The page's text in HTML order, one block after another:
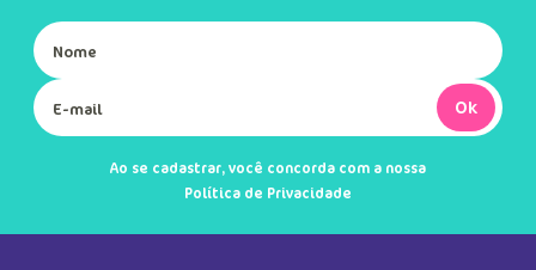
Ok
Ao se cadastrar, você concorda com a nossa
Política de Privacidade